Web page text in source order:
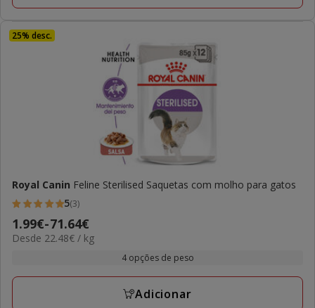
25% desc.
Royal Canin Feline Sterilised Saquetas com molho para gatos
5
estrelas
com
avaliações
5(3)
Preço
de
a
1.99€-71.64€
22.48€
Desde 22.48€ / kg
4 opções de peso
Adicionar